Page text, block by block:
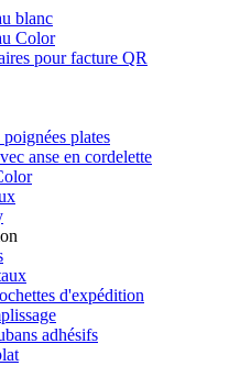
blanc
Color
pour facture QR
poignées plates
anse en cordelette
d'expédition
adhésifs